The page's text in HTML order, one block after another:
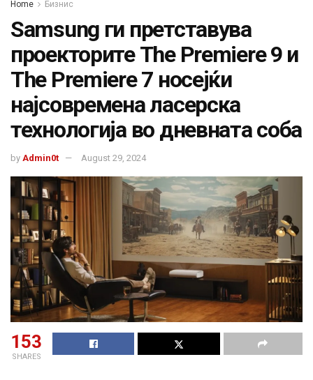
Home Бизнис
Samsung ги претставува
проекторите The Premiere 9 и
The Premiere 7 носејќи
најсовремена ласерска
технологија во дневната соба
by Admin0t August 29, 2024
153
SHARES